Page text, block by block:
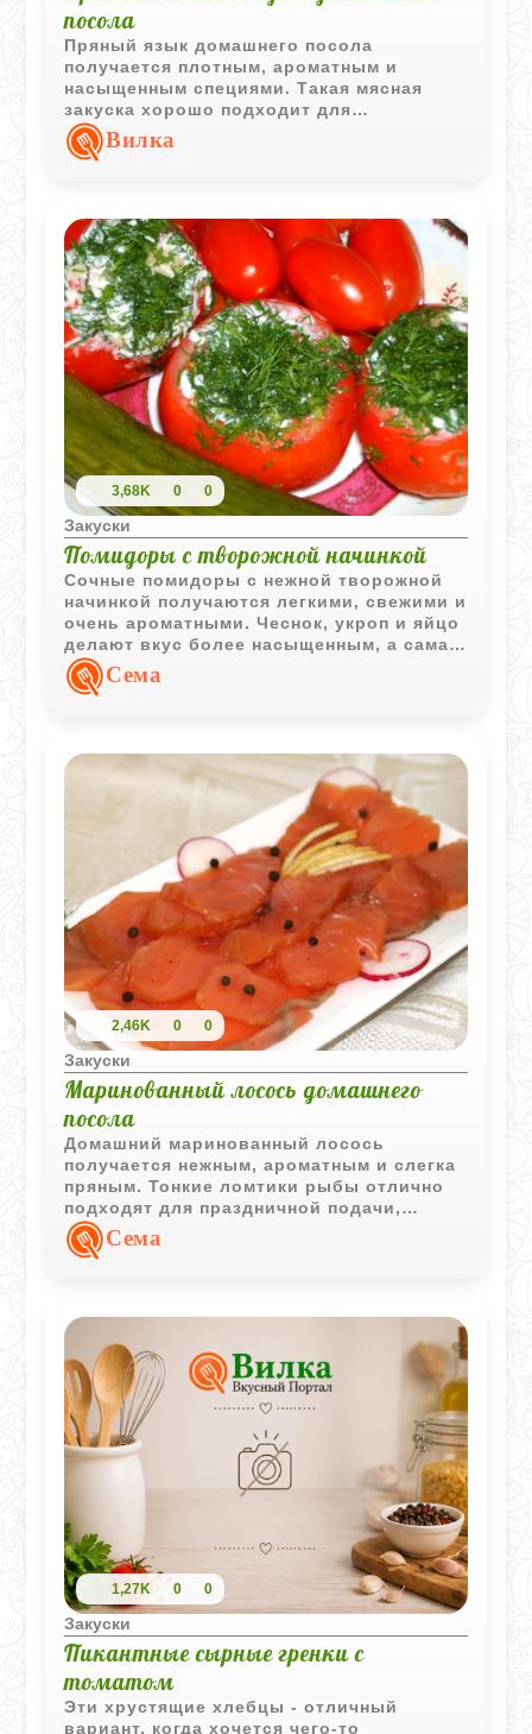
посола
Пряный язык домашнего посола
получается плотным, ароматным и
насыщенным специями. Такая мясная
закуска хорошо подходит для
праздничной нарезки, холодной подачи и
домашних бутербродов.
Вилка
3,68K 0 0
Закуски
Помидоры с творожной начинкой
Сочные помидоры с нежной творожной
начинкой получаются легкими, свежими и
очень ароматными. Чеснок, укроп и яйцо
делают вкус более насыщенным, а сама
закуска отлично подходит для летнего
стола.Сема
2,46K 0 0
Закуски
Маринованный лосось домашнего
посола
Домашний маринованный лосось
получается нежным, ароматным и слегка
пряным. Тонкие ломтики рыбы отлично
подходят для праздничной подачи,
бутербродов, закусочных тарелок или
легких салатов.
Сема
1,27K 0 0
Закуски
Пикантные сырные гренки с
томатом
Эти хрустящие хлебцы - отличный
вариант, когда хочется чего-то